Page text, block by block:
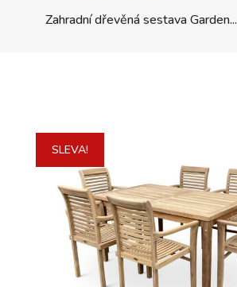
Zahradní dřevěná sestava Garden...
SLEVA!